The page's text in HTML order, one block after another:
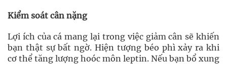
Kiểm soát cân nặng
Lợi ích của cá mang lại trong việc giảm cân sẽ khiến
bạn thật sự bất ngờ. Hiện tượng béo phì xảy ra khi
cơ thể tăng lượng hoóc môn leptin. Nếu bạn bổ xung